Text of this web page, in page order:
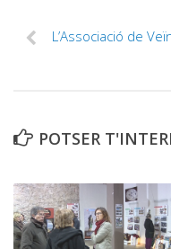
L’Associació de
POTSER